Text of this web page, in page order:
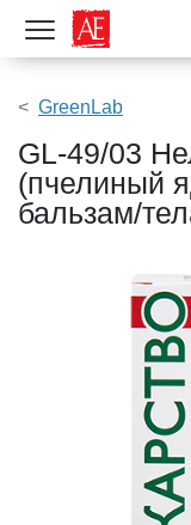
Показать меню
GreenLab
GL-49/03
(пчелиный
бальзам/